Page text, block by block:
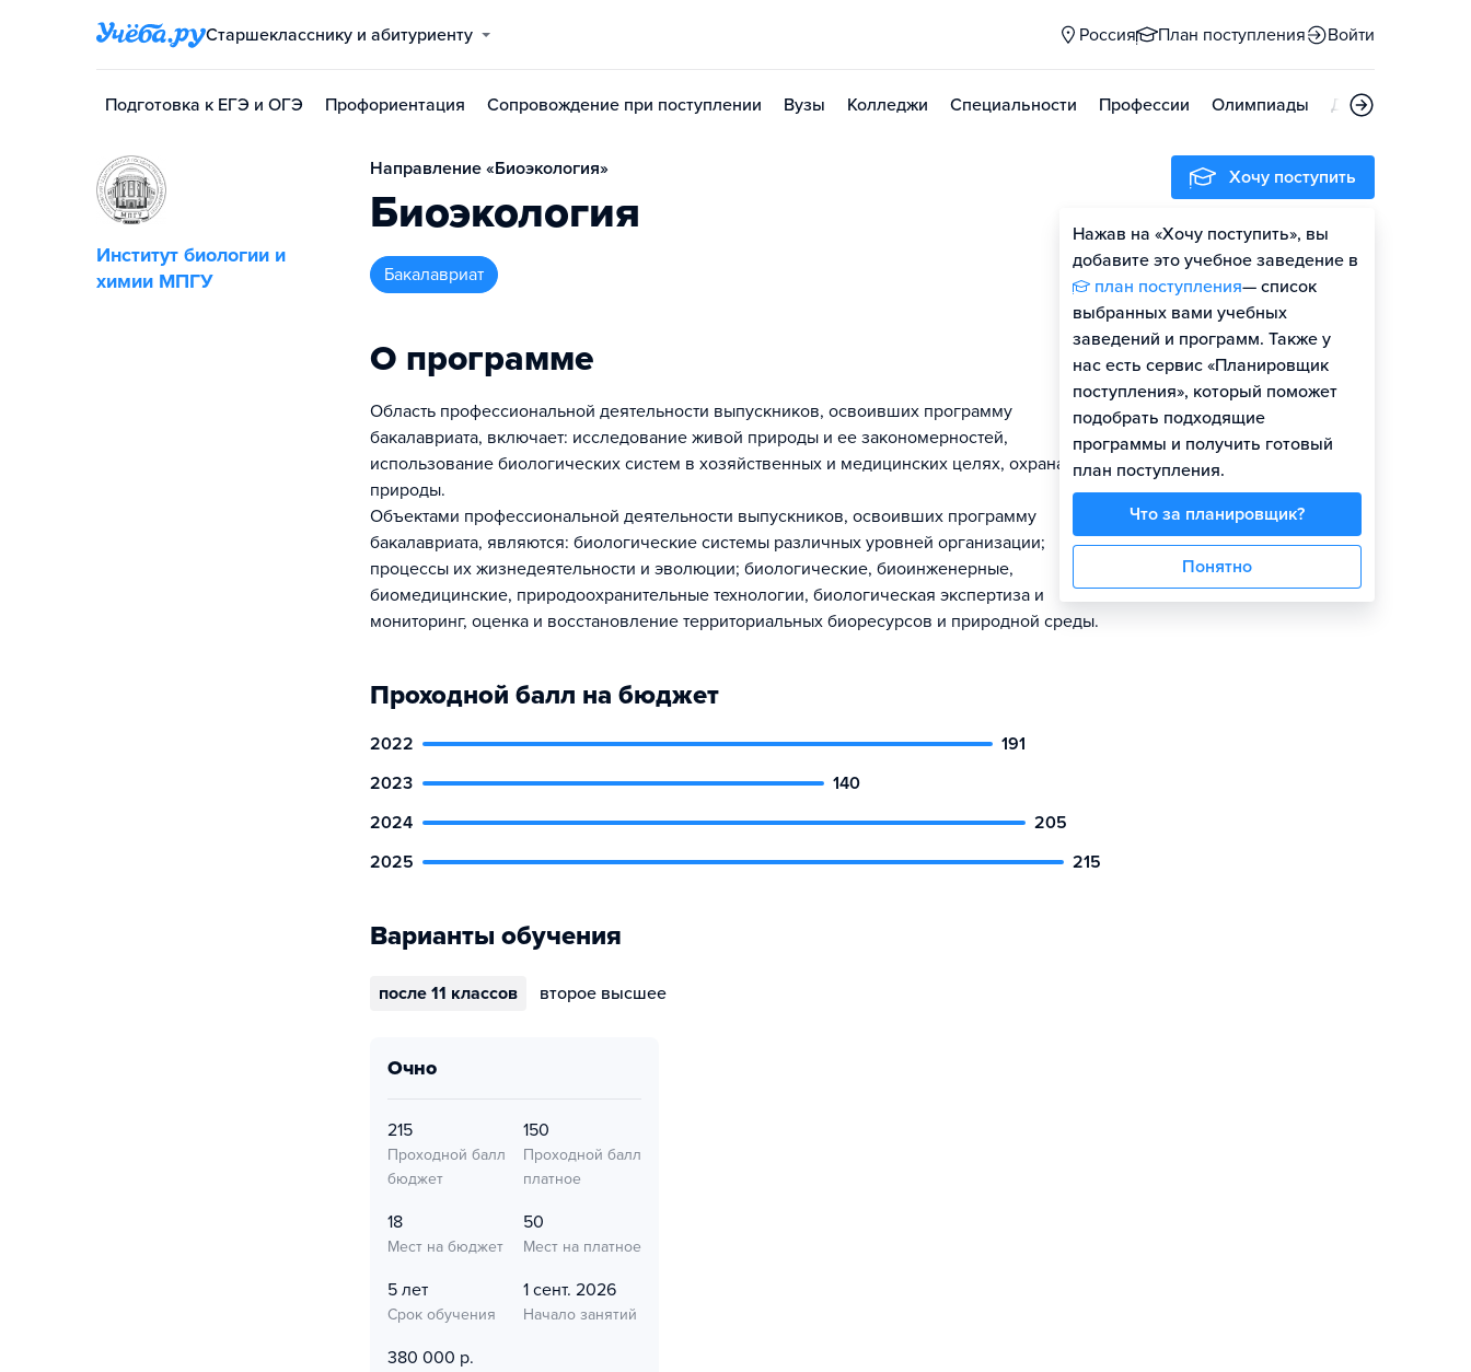
Старшекласснику и абитуриенту Россия План поступления Войти
Подготовка к ЕГЭ и ОГЭ Профориентация Сопровождение при поступлении Вузы Колледжи Специальности Профессии Олимпиады Дни открытых
Институт биологии и
химии МПГУ
Направление «Биоэкология»
Биоэкология
бакалавриат
О программе
Область профессиональной деятельности выпускников, освоивших программу
бакалавриата, включает: исследование живой природы и ее закономерностей,
использование биологических систем в хозяйственных и медицинских целях, охрана
природы.
Объектами профессиональной деятельности выпускников, освоивших программу
бакалавриата, являются: биологические системы различных уровней организации;
процессы их жизнедеятельности и эволюции; биологические, биоинженерные,
биомедицинские, природоохранительные технологии, биологическая экспертиза и
мониторинг, оценка и восстановление территориальных биоресурсов и природной среды.
Проходной балл на бюджет
2022
191
2023
140
2024
205
2025
215
Варианты обучения
после 11 классов второе высшее
очно
215
Проходной балл
бюджет
150
Проходной балл
платное
18
Мест на бюджет
50
Мест на платное
5 лет
Срок обучения
1 сент. 2026
Начало занятий
380 000 р.
Хочу поступить
Нажав на «Хочу поступить», вы
добавите это учебное заведение в
план поступления— список
выбранных вами учебных
заведений и программ. Также у
нас есть сервис «Планировщик
поступления», который поможет
подобрать подходящие
программы и получить готовый
план поступления.
Что за планировщик?
Понятно
Оценить шансы